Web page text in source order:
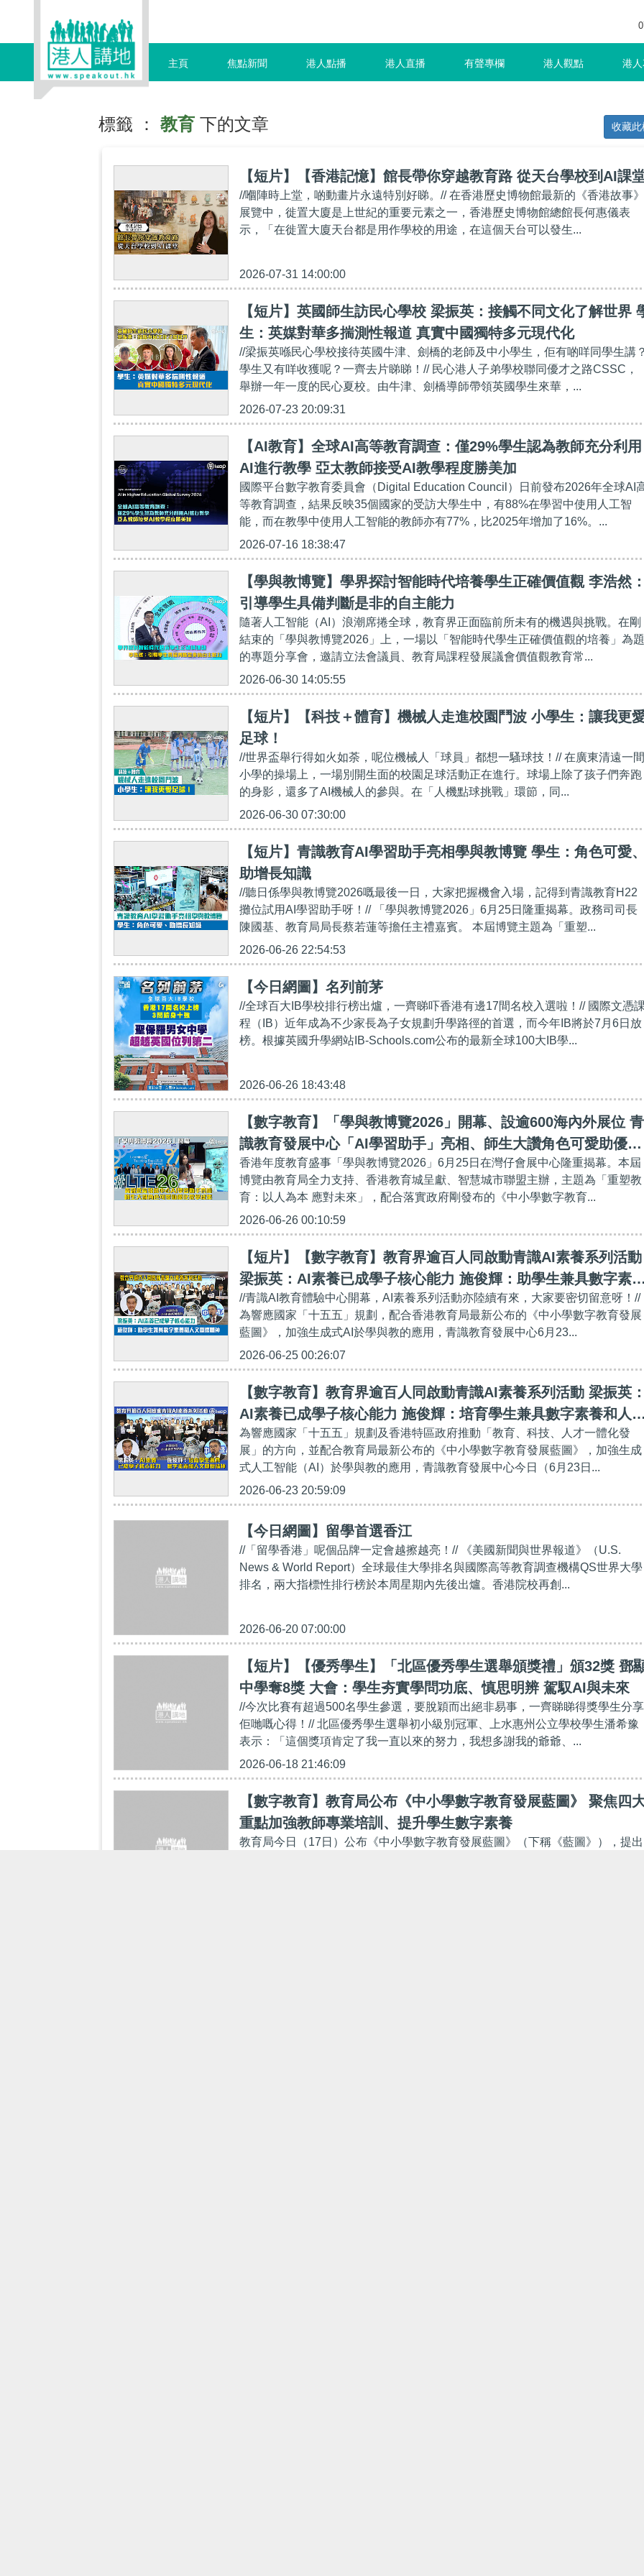
主頁 焦點新聞 港人點播 港人直播 有聲專欄 港人觀點 港
標籤 ： 教育 下的文章 收藏此
【短片】【香港記憶】館長帶你穿越教育路 從天台學校到AI課
//嗰陣時上堂，啲動畫片永遠特別好睇。// 在香港歷史博物館最新的《香港故事》
展覽中，徙置大廈是上世紀的重要元素之一，香港歷史博物館總館長何惠儀表
示，「在徙置大廈天台都是用作學校的用途，在這個天台可以發生...
2026-07-31 14:00:00
【短片】英國師生訪民心學校 梁振英：接觸不同文化了解世界
生：英媒對華多揣測性報道 真實中國獨特多元現代化
//梁振英喺民心學校接待英國牛津、劍橋的老師及中小學生，佢有啲咩同學生講
學生又有咩收獲呢？一齊去片睇睇！// 民心港人子弟學校聯同優才之路CSSC，
舉辦一年一度的民心夏校。由牛津、劍橋導師帶領英國學生來華，...
2026-07-23 20:09:31
【AI教育】全球AI高等教育調查：僅29%學生認為教師充分利用
AI進行教學 亞太教師接受AI教學程度勝美加
國際平台數字教育委員會（Digital Education Council）日前發布2026年全球AI
等教育調查，結果反映35個國家的受訪大學生中，有88%在學習中使用人工智
能，而在教學中使用人工智能的教師亦有77%，比2025年增加了16%。...
2026-07-16 18:38:47
【學與教博覽】學界探討智能時代培養學生正確價值觀 李浩然
引導學生具備判斷是非的自主能力
隨著人工智能（AI）浪潮席捲全球，教育界正面臨前所未有的機遇與挑戰。在剛
結束的「學與教博覽2026」上，一場以「智能時代學生正確價值觀的培養」為題
的專題分享會，邀請立法會議員、教育局課程發展議會價值觀教育常...
2026-06-30 14:05:55
【短片】【科技＋體育】機械人走進校園鬥波 小學生：讓我更
足球！
//世界盃舉行得如火如荼，呢位機械人「球員」都想一騷球技！// 在廣東清遠一間
小學的操場上，一場別開生面的校園足球活動正在進行。球場上除了孩子們奔跑
的身影，還多了AI機械人的參與。在「人機點球挑戰」環節，同...
2026-06-30 07:30:00
【短片】青識教育AI學習助手亮相學與教博覽 學生：角色可愛
助增長知識
//聽日係學與教博覽2026嘅最後一日，大家把握機會入場，記得到青識教育H22
攤位試用AI學習助手呀！// 「學與教博覽2026」6月25日隆重揭幕。政務司司長
陳國基、教育局局長蔡若蓮等擔任主禮嘉賓。 本屆博覽主題為「重塑...
2026-06-26 22:54:53
【今日網圖】名列前茅
//全球百大IB學校排行榜出爐，一齊睇吓香港有邊17間名校入選啦！// 國際文憑
程（IB）近年成為不少家長為子女規劃升學路徑的首選，而今年IB將於7月6日放
榜。根據英國升學網站IB-Schools.com公布的最新全球100大IB學...
2026-06-26 18:43:48
【數字教育】「學與教博覽2026」開幕、設逾600海內外展位 青
識教育發展中心「AI學習助手」亮相、師生大讚角色可愛助優化
教學成果
香港年度教育盛事「學與教博覽2026」6月25日在灣仔會展中心隆重揭幕。本屆
博覽由教育局全力支持、香港教育城呈獻、智慧城市聯盟主辦，主題為「重塑教
育：以人為本 應對未來」，配合落實政府剛發布的《中小學數字教育...
2026-06-26 00:10:59
【短片】【數字教育】教育界逾百人同啟動青識AI素養系列活動
梁振英：AI素養已成學子核心能力 施俊輝：助學生兼具數字素
和人文關懷精神
//青識AI教育體驗中心開幕，AI素養系列活動亦陸續有來，大家要密切留意呀！//
為響應國家「十五五」規劃，配合香港教育局最新公布的《中小學數字教育發展
藍圖》，加強生成式AI於學與教的應用，青識教育發展中心6月23...
2026-06-25 00:26:07
【數字教育】教育界逾百人同啟動青識AI素養系列活動 梁振英
AI素養已成學子核心能力 施俊輝：培育學生兼具數字素養和人
關懷精神
為響應國家「十五五」規劃及香港特區政府推動「教育、科技、人才一體化發
展」的方向，並配合教育局最新公布的《中小學數字教育發展藍圖》，加強生成
式人工智能（AI）於學與教的應用，青識教育發展中心今日（6月23日...
2026-06-23 20:59:09
【今日網圖】留學首選香江
//「留學香港」呢個品牌一定會越擦越亮！// 《美國新聞與世界報道》（U.S.
News & World Report）全球最佳大學排名與國際高等教育調查機構QS世界大學
排名，兩大指標性排行榜於本周星期內先後出爐。香港院校再創...
2026-06-20 07:00:00
【短片】【優秀學生】「北區優秀學生選舉頒獎禮」頒32獎 鄧
中學奪8獎 大會：學生夯實學問功底、慎思明辨 駕馭AI與未來
//今次比賽有超過500名學生參選，要脫穎而出絕非易事，一齊睇睇得獎學生分享
佢哋嘅心得！// 北區優秀學生選舉初小級別冠軍、上水惠州公立學校學生潘希豫
表示：「這個獎項肯定了我一直以來的努力，我想多謝我的爺爺、...
2026-06-18 21:46:09
【數字教育】教育局公布《中小學數字教育發展藍圖》 聚焦四
重點加強教師專業培訓、提升學生數字素養
教育局今日（17日）公布《中小學數字教育發展藍圖》（下稱《藍圖》），提出